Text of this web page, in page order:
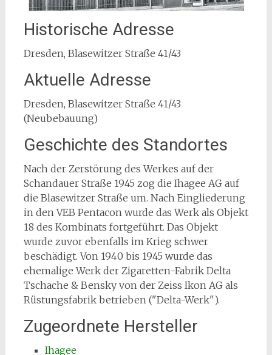
Historische Adresse
Dresden, Blasewitzer Straße 41/43
Aktuelle Adresse
Dresden, Blasewitzer Straße 41/43
(Neubebauung)
Geschichte des Standortes
Nach der Zerstörung des Werkes auf der
Schandauer Straße 1945 zog die Ihagee AG auf
die Blasewitzer Straße um. Nach Eingliederung
in den VEB Pentacon wurde das Werk als Objekt
18 des Kombinats fortgeführt. Das Objekt
wurde zuvor ebenfalls im Krieg schwer
beschädigt. Von 1940 bis 1945 wurde das
ehemalige Werk der Zigaretten-Fabrik Delta
Tschache & Bensky von der Zeiss Ikon AG als
Rüstungsfabrik betrieben ("Delta-Werk").
Zugeordnete Hersteller
Ihagee